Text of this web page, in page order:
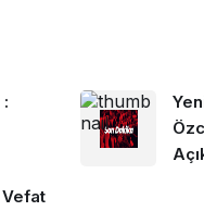
Vefat